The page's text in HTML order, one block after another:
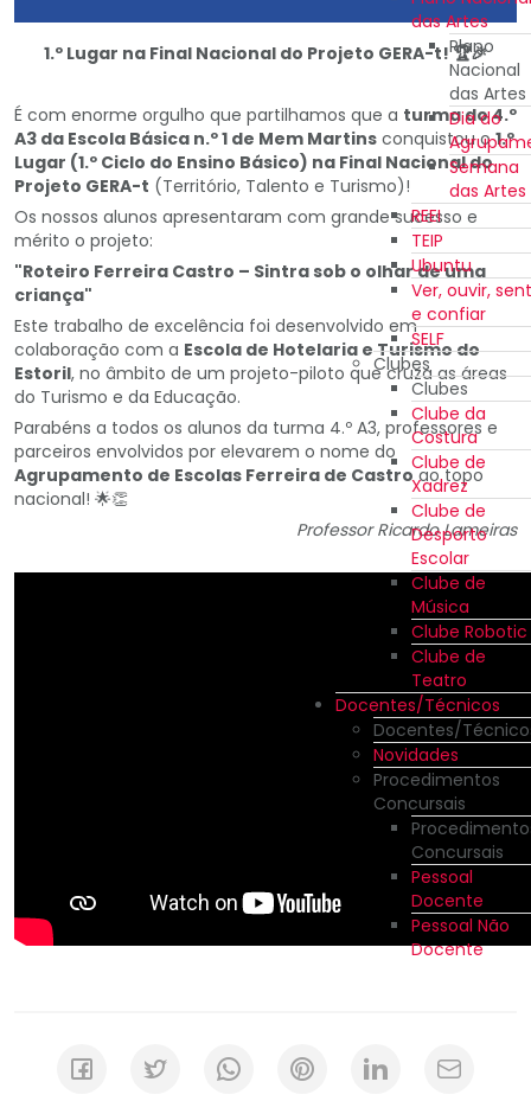
das Artes
Plano
Nacional
das Artes
Dia do
Semana
das Artes
REEI
TEIP
Ubuntu
Ver, ouvir,
e confiar
SELF
Clubes
Clubes
Clube da
Costura
Clube de
Xadrez
Clube de
Desporto
Escolar
Clube de
Música
Clube Robotic
Clube de
Teatro
Docentes/Técnicos
Docentes/
Novidades
Procedimentos
Concursais
Concursais
Pessoal
Docente
Pessoal Não
Docente
1.º Lugar na Final Nacional do Projeto GERA-t!🏆🎉
É com enorme orgulho que partilhamos que a turma do 4.º
A3 da Escola Básica n.º 1 de Mem Martins conquistou o1.º
Lugar (1.º Ciclo do Ensino Básico) na Final Nacional do
Projeto GERA-t (Território, Talento e Turismo)!
Os nossos alunos apresentaram com grande sucesso e
mérito o projeto:
"Roteiro Ferreira Castro – Sintra sob o olhar de uma
criança"
Este trabalho de excelência foi desenvolvido em
colaboração com a Escola de Hotelaria e Turismo do
Estoril, no âmbito de um projeto-piloto que cruza as áreas
do Turismo e da Educação.
Parabéns a todos os alunos da turma 4.º A3, professores e
parceiros envolvidos por elevarem o nome do
Agrupamento de Escolas Ferreira de Castroao topo
nacional! 🌟👏
Professor Ricardo Lameiras